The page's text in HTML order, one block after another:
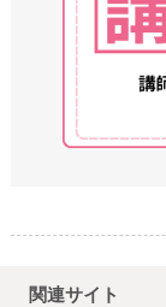
関連サイト